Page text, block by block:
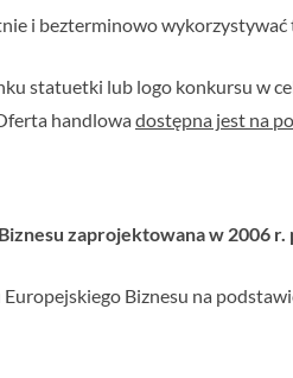
i bezterminowo
statuetki lub logo konkursu w
handlowadostępna jest na
zaprojektowana w 2006
Biznesu na